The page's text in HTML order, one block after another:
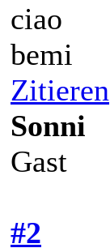
ciao
bemi
Zitieren
Sonni
Gast
#2